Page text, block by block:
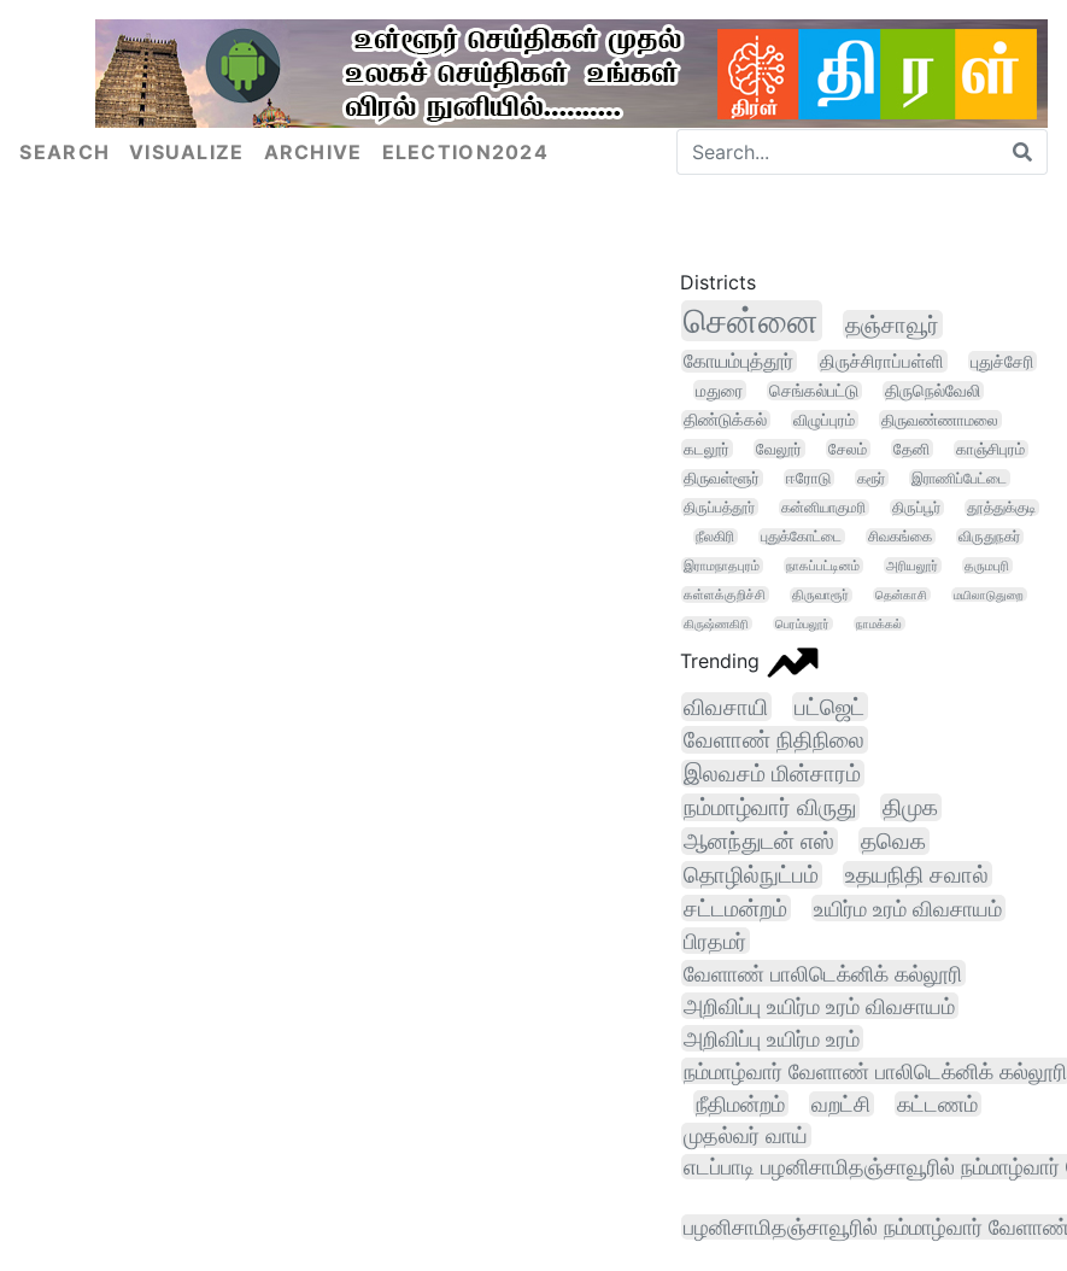
SEARCH VISUALIZE ARCHIVE ELECTION2024
Districts
சென்னை தஞ்சாவூர்
கோயம்புத்தூர் திருச்சிராப்பள்ளி
புதுச்சேரி
மதுரை
செங்கல்பட்டு
திருநெல்வேலி
திண்டுக்கல்
விழுப்புரம்
திருவண்ணாமலை
கடலூர்
வேலூர் சேலம் தேனி
காஞ்சிபுரம்
திருவள்ளூர்
ஈரோடு கரூர்
இராணிப்பேட்டை
திருப்பத்தூர்
கன்னியாகுமரி திருப்பூர்
தூத்துக்குடி
நீலகிரி
புதுக்கோட்டை சிவகங்கை
விருதுநகர்
இராமநாதபுரம்
நாகப்பட்டினம் அரியலூர்
தருமபுரி
கள்ளக்குறிச்சி
திருவாரூர் தென்காசி
மயிலாடுதுறை
கிருஷ்ணகிரி
பெரம்பலூர் நாமக்கல்
Trending
விவசாயி பட்ஜெட்
வேளாண் நிதிநிலை
இலவசம் மின்சாரம்
நம்மாழ்வார் விருது
திமுக
ஆனந்துடன் எஸ்
தவெக
தொழில்நுட்பம்
உதயநிதி சவால்
சட்டமன்றம்
உயிர்ம உரம் விவசாயம்
பிரதமர்
வேளாண் பாலிடெக்னிக் கல்லூரி
அறிவிப்பு உயிர்ம உரம் விவசாயம்
அறிவிப்பு உயிர்ம உரம்
நம்மாழ்வார் வேளாண் பாலிடெக்னிக் கல்லூரி
நீதிமன்றம்
வறட்சி
கட்டணம்
முதல்வர் வாய்
எடப்பாடி பழனிசாமிதஞ்சாவூரில்
பழனிசாமிதஞ்சாவூரில் நம்மாழ்வார்